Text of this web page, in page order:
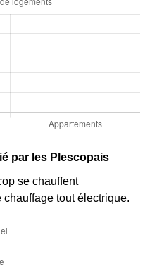
par les Plescopais
se chauffent
tout électrique.